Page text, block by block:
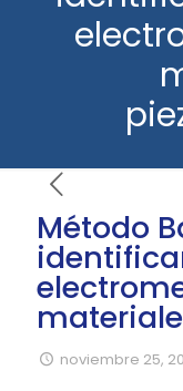
Método
noviembre 25,